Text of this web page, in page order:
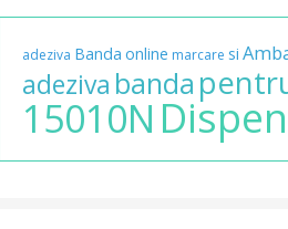
adeziva Banda online marcare si
adeziva banda
15010N